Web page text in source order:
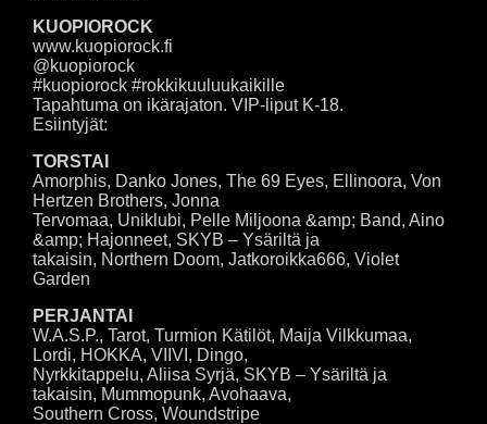
KUOPIOROCK
www.kuopiorock.fi
@kuopiorock
#kuopiorock #rokkikuuluukaikille
Tapahtuma on ikärajaton. VIP-liput K-18.
Esiintyjät:
TORSTAI
Amorphis, Danko Jones, The 69 Eyes, Ellinoora, Von
Hertzen Brothers, Jonna
Tervomaa, Uniklubi, Pelle Miljoona &amp; Band, Aino
&amp; Hajonneet, SKYB – Ysäriltä ja
takaisin, Northern Doom, Jatkoroikka666, Violet
Garden
PERJANTAI
W.A.S.P., Tarot, Turmion Kätilöt, Maija Vilkkumaa,
Lordi, HOKKA, VIIVI, Dingo,
Nyrkkitappelu, Aliisa Syrjä, SKYB – Ysäriltä ja
takaisin, Mummopunk, Avohaava,
Southern Cross, Woundstripe